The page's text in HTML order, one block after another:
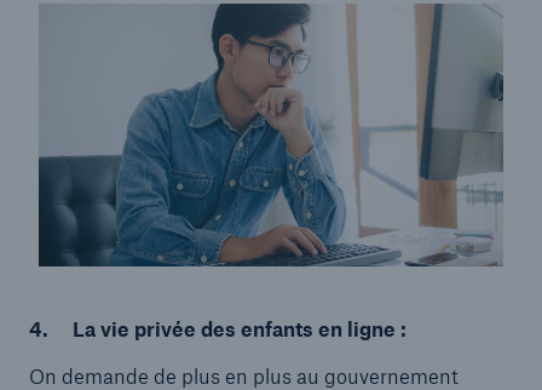
© Getty Images
4.
La vie privée des enfants en ligne :
On demande de plus en plus au gouvernement